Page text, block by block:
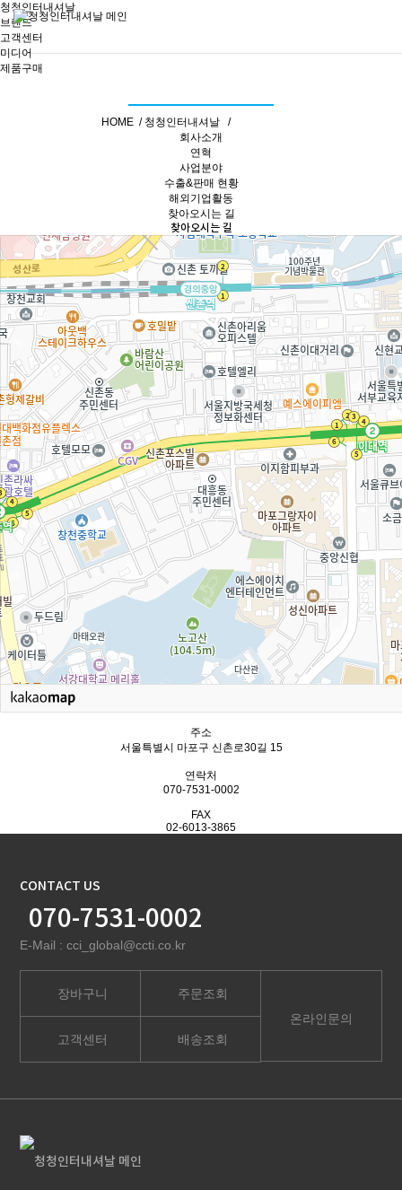
청청인터내셔날
브랜드
고객센터
미디어
제품구매
HOME / 청청인터내셔날 /
회사소개
연혁
사업분야
수출&판매 현황
해외기업활동
찾아오시는 길
찾아오시는 길
주소
서울특별시 마포구 신촌로30길 15
연락처
070-7531-0002
FAX
02-6013-3865
CONTACT US
070-7531-0002
E-Mail : cci_global@ccti.co.kr
장바구니
고객센터
주문조회
배송조회
온라인문의